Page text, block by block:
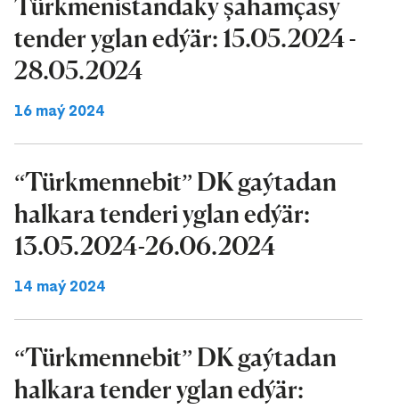
Türkmenistandaky şahamçasy
tender yglan edýär: 15.05.2024 -
28.05.2024
16 maý 2024
“Türkmennebit” DK gaýtadan
halkara tenderi yglan edýär:
13.05.2024-26.06.2024
14 maý 2024
“Türkmennebit” DK gaýtadan
halkara tender yglan edýär: